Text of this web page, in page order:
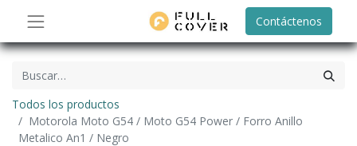
Contáctenos
Todos los productos
Motorola Moto G54 / Moto G54 Power / Forro Anillo
Metalico An1 / Negro